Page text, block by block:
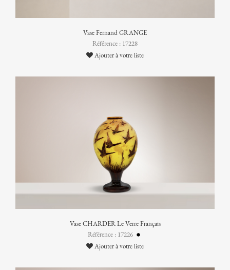
Vase Fernand GRANGE
Référence : 17228
Ajouter à votre liste
Vase CHARDER Le Verre Français
Référence : 17226
Ajouter à votre liste